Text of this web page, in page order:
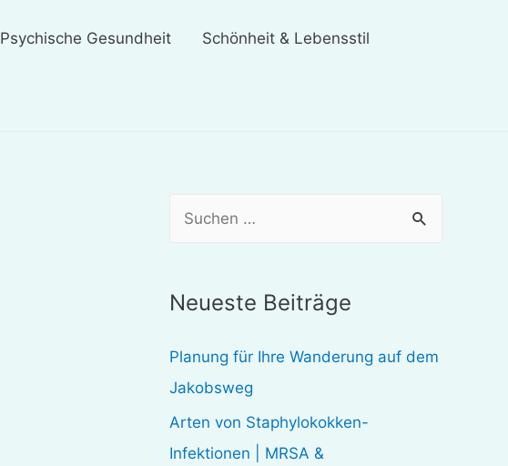
Psychische Gesundheit Schönheit & Lebensstil
h
n
n
a
c
Neueste Beiträge
Planung für Ihre Wanderung auf dem
Jakobsweg
Arten von Staphylokokken-
Infektionen | MRSA &